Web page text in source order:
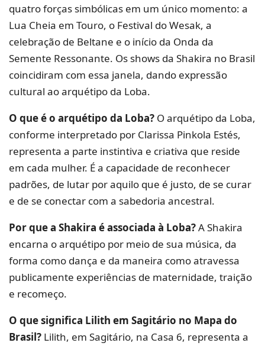
quatro forças simbólicas em um único momento: a
Lua Cheia em Touro, o Festival do Wesak, a
celebração de Beltane e o início da Onda da
Semente Ressonante. Os shows da Shakira no Brasil
coincidiram com essa janela, dando expressão
cultural ao arquétipo da Loba.
O que é o arquétipo da Loba? O arquétipo da Loba,
conforme interpretado por Clarissa Pinkola Estés,
representa a parte instintiva e criativa que reside
em cada mulher. É a capacidade de reconhecer
padrões, de lutar por aquilo que é justo, de se curar
e de se conectar com a sabedoria ancestral.
Por que a Shakira é associada à Loba?A Shakira
encarna o arquétipo por meio de sua música, da
forma como dança e da maneira como atravessa
publicamente experiências de maternidade, traição
e recomeço.
O que significa Lilith em Sagitário no Mapa do
Brasil? Lilith, em Sagitário, na Casa 6, representa a